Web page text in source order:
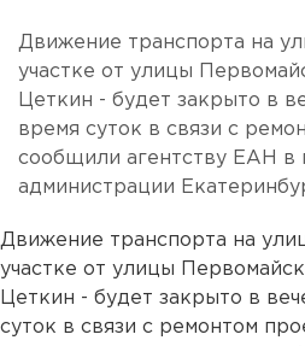
Движение транспорта на
участке от улицы
Цеткин - будет закрыто в
время суток в связи с
сообщили агентству ЕАН в
администрации
Движение транспорта на
участке от улицы
Цеткин - будет закрыто в
суток в связи с ремонтом